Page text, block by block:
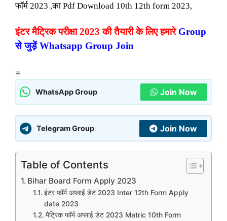
फॉर्म 2023 ,का Pdf Download 10th 12th form 2023,
इंटर मैट्रिक परीक्षा 2023 की तैयारी के लिए हमारेGroup
से जुड़ें Whatsapp Group Join
=
WhatsApp Group Join Now
Telegram Group Join Now
Table of Contents
Bihar Board Form Apply 2023
इंटर फॉर्म अप्लाई डेट 2023 Inter 12th Form Apply
date 2023
मैट्रिक फॉर्म अप्लाई डेट 2023 Matric 10th Form